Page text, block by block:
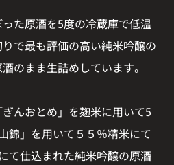
た原酒を5度の冷蔵庫で低温
で最も評価の高い純米吟醸の
のまま生詰めしています。
んおとめ」を麹米に用いて5
錦」を用いて５５％精米にて
て仕込まれた純米吟醸の原酒